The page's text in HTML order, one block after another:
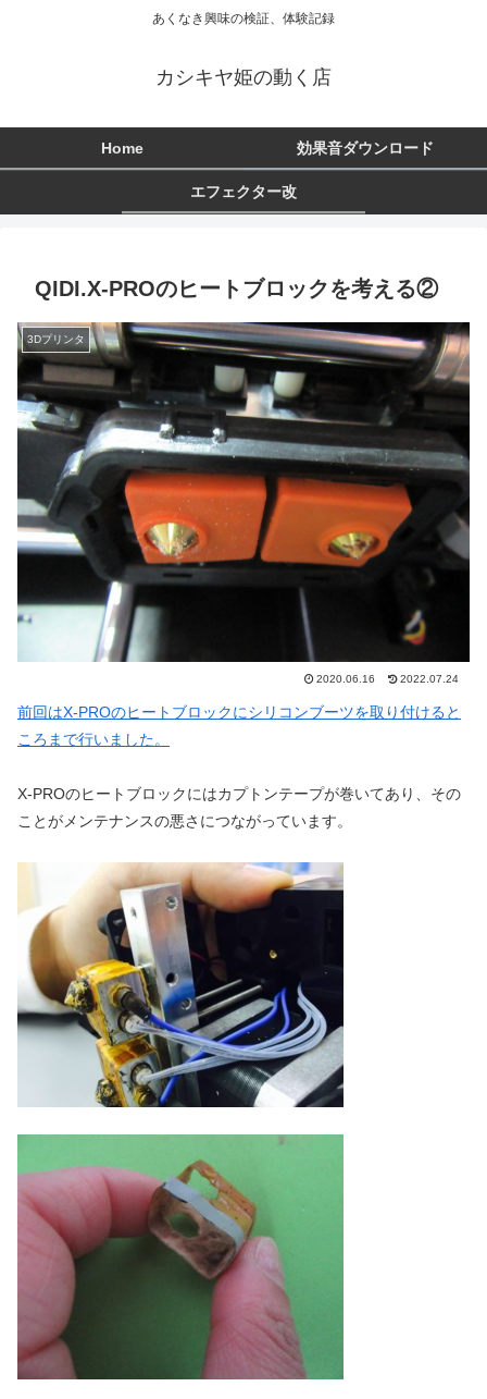
あくなき興味の検証、体験記録
カシキヤ姫の動く店
Home 効果音ダウンロード
エフェクター改
QIDI.X-PROのヒートブロックを考える②
3Dプリンタ
2020.06.16 2022.07.24
前回はX-PROのヒートブロックにシリコンブーツを取り付けると
ころまで行いました。
X-PROのヒートブロックにはカプトンテープが巻いてあり、その
ことがメンテナンスの悪さにつながっています。